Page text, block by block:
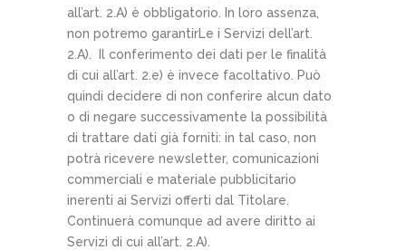
all’art. 2.A) è obbligatorio. In loro assenza,
non potremo garantirLe i Servizi dell’art.
2.A). Il conferimento dei dati per le finalità
di cui all’art. 2.e) è invece facoltativo. Può
quindi decidere di non conferire alcun dato
o di negare successivamente la possibilità
di trattare dati già forniti: in tal caso, non
potrà ricevere newsletter, comunicazioni
commerciali e materiale pubblicitario
inerenti ai Servizi offerti dal Titolare.
Continuerà comunque ad avere diritto ai
Servizi di cui all’art. 2.A).